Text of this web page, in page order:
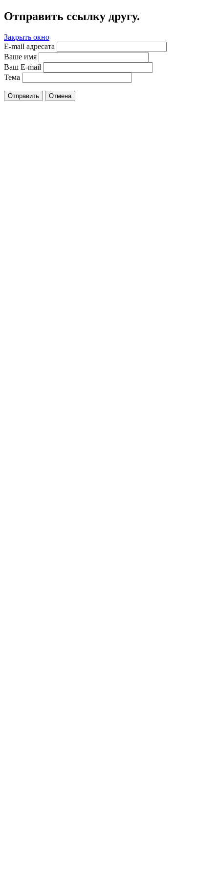
Отправить ссылку другу.
Закрыть окно
E-mail адресата
Ваше имя
Ваш E-mail
Тема
Отправить Отмена